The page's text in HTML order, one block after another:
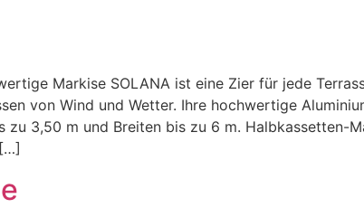
Markise SOLANA ist eine Zier für jede
von Wind und Wetter. Ihre hochwertige
3,50 m und Breiten bis zu 6 m. Halbkassetten-